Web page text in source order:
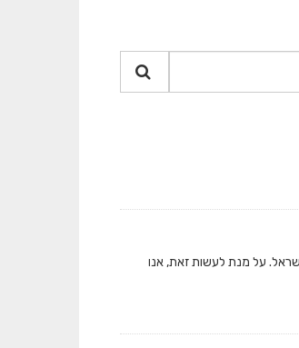
על מנת לעשות זאת, אנו